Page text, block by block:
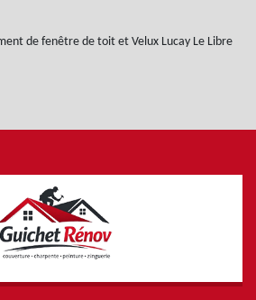
de fenêtre de toit et Velux Lucay Le Libre